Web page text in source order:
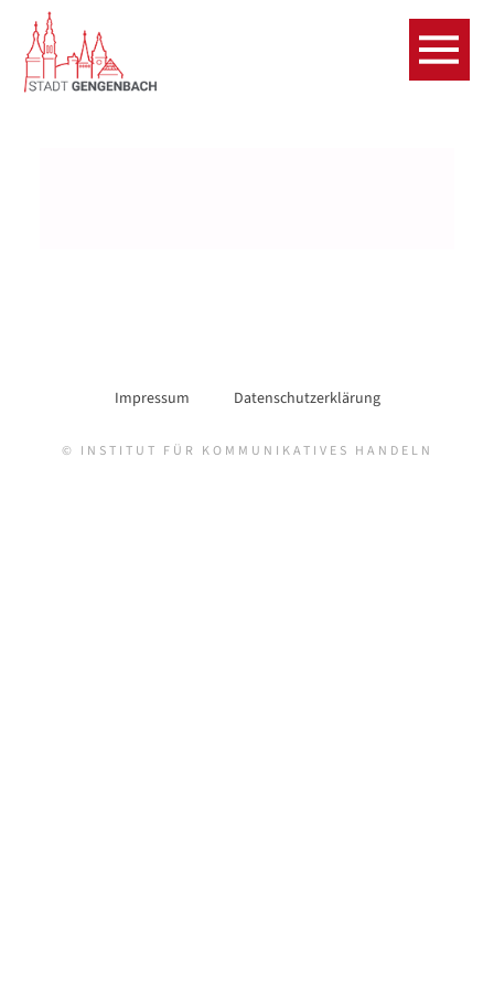
Impressum Datenschutzerklärung
© INSTITUT FÜR KOMMUNIKATIVES HANDELN